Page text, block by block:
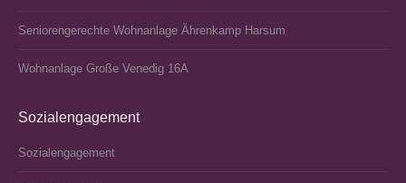
Seniorengerechte Wohnanlage Ährenkamp Harsum
Wohnanlage Große Venedig 16A
Sozialengagement
Sozialengagement